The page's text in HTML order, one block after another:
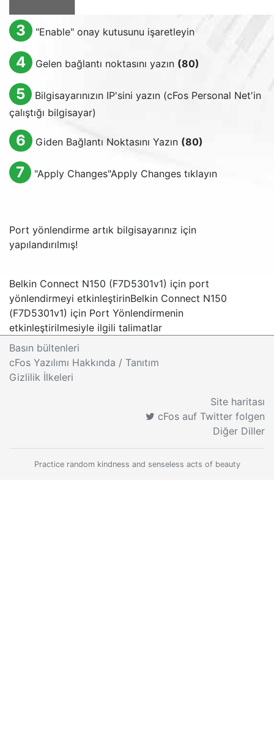
3 "Enable" onay kutusunu işaretleyin
4 Gelen bağlantı noktasını yazın (80)
5
Bilgisayarınızın IP'sini yazın (cFos Personal Net'in
çalıştığı bilgisayar)
6 Giden Bağlantı Noktasını Yazın (80)
7 "Apply Changes"Apply Changestıklayın
Port yönlendirme artık bilgisayarınız için
yapılandırılmış!
Belkin Connect N150 (F7D5301v1) için port
yönlendirmeyi etkinleştirinBelkin Connect N150
(F7D5301v1) için Port Yönlendirmenin
etkinleştirilmesiyle ilgili talimatlar
Basın bültenleri
cFos Yazılımı Hakkında / Tanıtım
Gizlilik İlkeleri
Site haritası
cFos auf Twitter folgen
Diğer Diller
Practice random kindness and senseless acts of beauty